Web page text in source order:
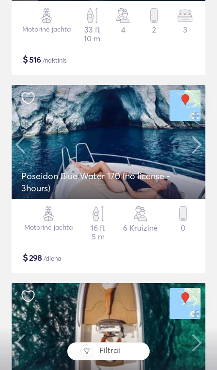
Filtrai
Motorinė jachta
33 ft
10 m
4 2 3
$516 /naktinis
Poseidon Blue Water 170 (no license -
3hours)
Motorinė jachta
16 ft
5 m
6 Kruizinė 0
$298 /diena